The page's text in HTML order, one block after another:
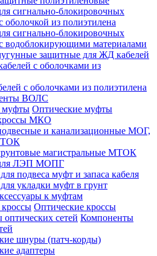
сигнально-блокировочных
оболочкой из полиэтилена
сигнально-блокировочных
водоблокирующими материалами
защитные для ЖД кабелей
с оболочками из полиэтилена
ВОЛС
Оптические муфты
МКО
и канализационные МОГ,
магистральные МТОК
ЛЭП МОПГ
подвеса муфт и запаса кабеля
укладки муфт в грунт
к муфтам
Оптические кроссы
Компоненты
шнуры (патч-корды)
адаптеры